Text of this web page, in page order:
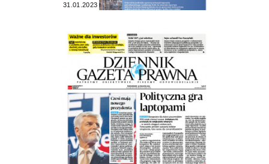
31.01.2023